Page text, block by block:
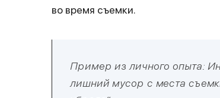
во время съемки.
Пример из личного опыта:
лишний мусор с места